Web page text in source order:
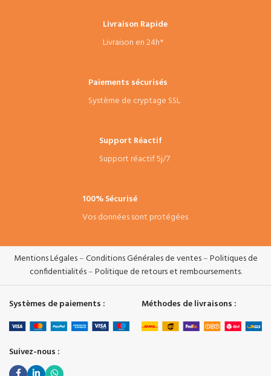
Livraison Rapide
Livraison en 24h*
Paiements sécurisés
Système de cryptage SSL
Support Réactif
Support réactif 5j/7
100% Sécurisé
Vos données sont protégées
Mentions Légales–Conditions Générales de ventes–Politiques de
confidentialités–Politique de retours et remboursements.
Systèmes de paiements : Méthodes de livraisons :
Suivez-nous :